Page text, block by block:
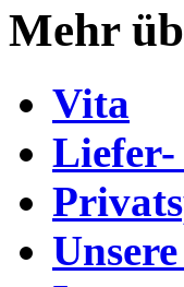
Mehr
Vita
Liefer-